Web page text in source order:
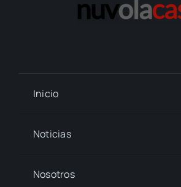
Inicio
Noticias
Nosotros